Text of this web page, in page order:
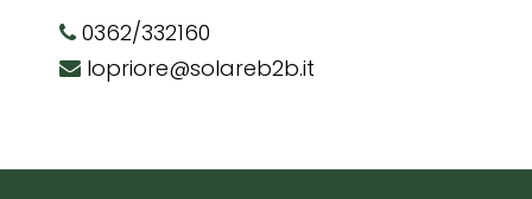
0362/332160
lopriore@solareb2b.it